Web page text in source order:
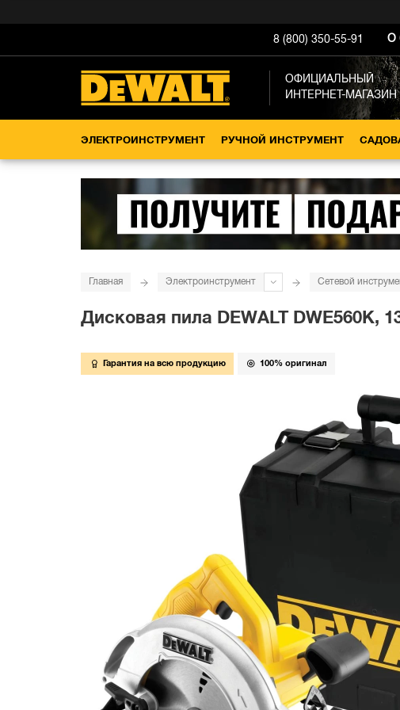
8 (800) 350-55-91 О
ОФИЦИАЛЬНЫЙ
ИНТЕРНЕТ-МАГАЗИН
ЭЛЕКТРОИНСТРУМЕНТ РУЧНОЙ ИНСТРУМЕНТ
Главная Электроинструмент Сетевой
Дисковая пила DEWALT DWE560K,
Гарантия на всю продукцию 100% оригинал